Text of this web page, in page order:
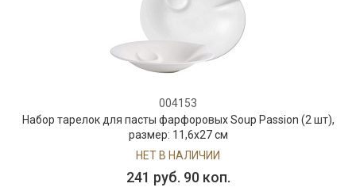
004153
Набор тарелок для пасты фарфоровых Soup Passion (2 шт),
размер: 11,6х27 см
НЕТ В НАЛИЧИИ
241 руб. 90 коп.